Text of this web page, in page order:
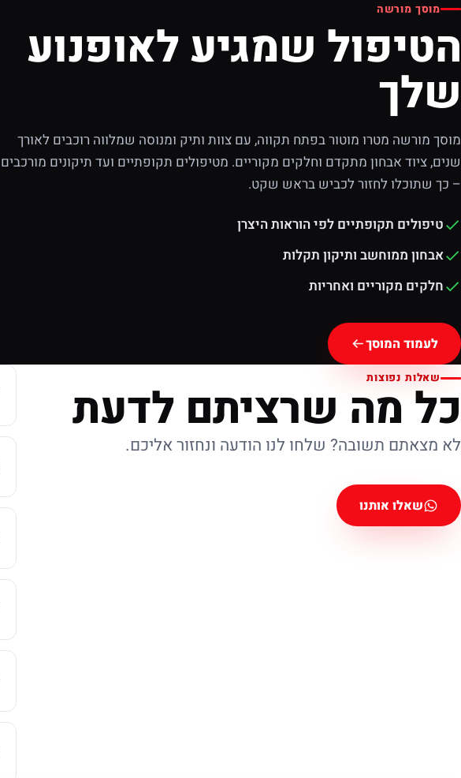
מוסך מורשה
הטיפול שמגיע לאופנוע
שלך
מוסך מורשה מטרו מוטור בפתח תקווה, עם צוות ותיק ומנוסה שמלווה רוכבים לאורך
שנים, ציוד אבחון מתקדם וחלקים מקוריים. מטיפולים תקופתיים ועד תיקונים מורכבים
– כך שתוכלו לחזור לכביש בראש שקט.
טיפולים תקופתיים לפי הוראות היצרן
אבחון ממוחשב ותיקון תקלות
חלקים מקוריים ואחריות
לעמוד המוסך
שאלות נפוצות
כל מה שרציתם לדעת
לא מצאתם תשובה? שלחו לנו הודעה ונחזור אליכם.
שאלו אותנו